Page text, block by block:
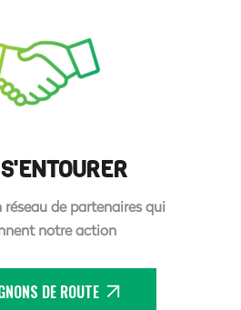
réseau de partenaires qui
notre action
DE ROUTE